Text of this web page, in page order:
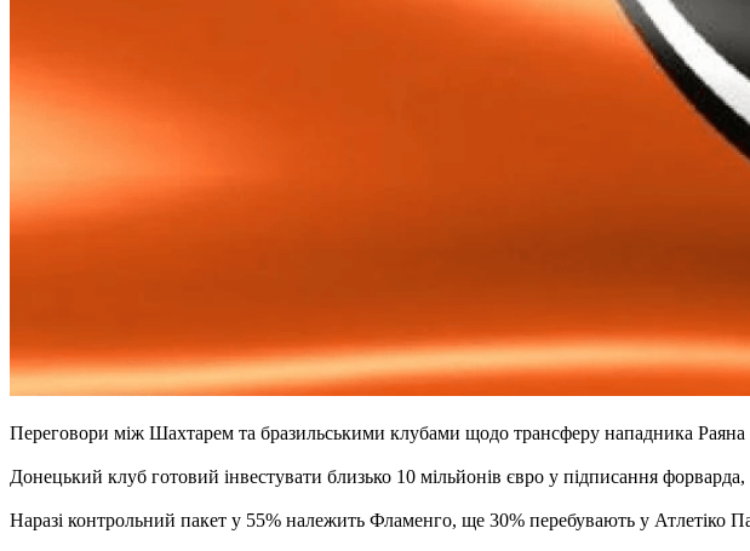
Переговори між Шахтарем та бразильськими клубами щодо трансферу нападника Раяна
Донецький клуб готовий інвестувати близько 10 мільйонів євро у підписання
Наразі контрольний пакет у 55% належить Фламенго, ще 30% перебувають у Атлетіко